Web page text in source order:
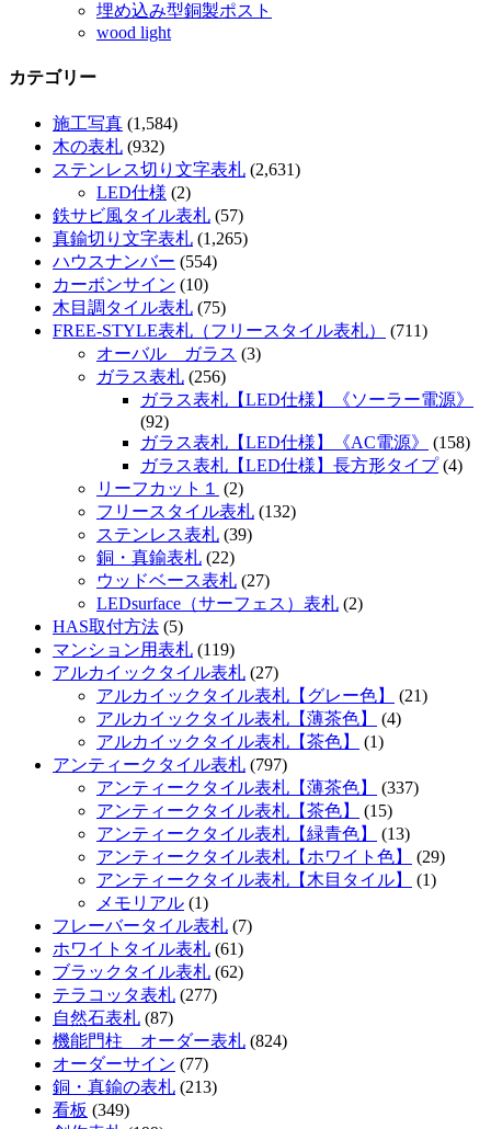
埋め込み型銅製ポスト
wood light
カテゴリー
施工写真 (1,584)
木の表札 (932)
ステンレス切り文字表札 (2,631)
LED仕様 (2)
鉄サビ風タイル表札 (57)
真鍮切り文字表札 (1,265)
ハウスナンバー (554)
カーボンサイン (10)
木目調タイル表札 (75)
FREE-STYLE表札（フリースタイル表札）
(711)
オーバル ガラス (3)
ガラス表札 (256)
ガラス表札【LED仕様】《ソーラー電源》
(92)
ガラス表札【LED仕様】《AC電源》
(158)
ガラス表札【LED仕様】長方形タイプ(4)
リーフカット１
(2)
フリースタイル表札 (132)
ステンレス表札 (39)
銅・真鍮表札 (22)
ウッドベース表札 (27)
LEDsurface（サーフェス）表札 (2)
HAS取付方法 (5)
マンション用表札 (119)
アルカイックタイル表札 (27)
アルカイックタイル表札【グレー色】
(21)
アルカイックタイル表札【薄茶色】
(4)
アルカイックタイル表札【茶色】
(1)
アンティークタイル表札 (797)
アンティークタイル表札【薄茶色】
(337)
アンティークタイル表札【茶色】
(15)
アンティークタイル表札【緑青色】
(13)
アンティークタイル表札【ホワイト色】
(29)
アンティークタイル表札【木目タイル】
(1)
メモリアル (1)
フレーバータイル表札 (7)
ホワイトタイル表札 (61)
ブラックタイル表札 (62)
テラコッタ表札 (277)
自然石表札 (87)
機能門柱 オーダー表札 (824)
オーダーサイン (77)
銅・真鍮の表札 (213)
看板 (349)